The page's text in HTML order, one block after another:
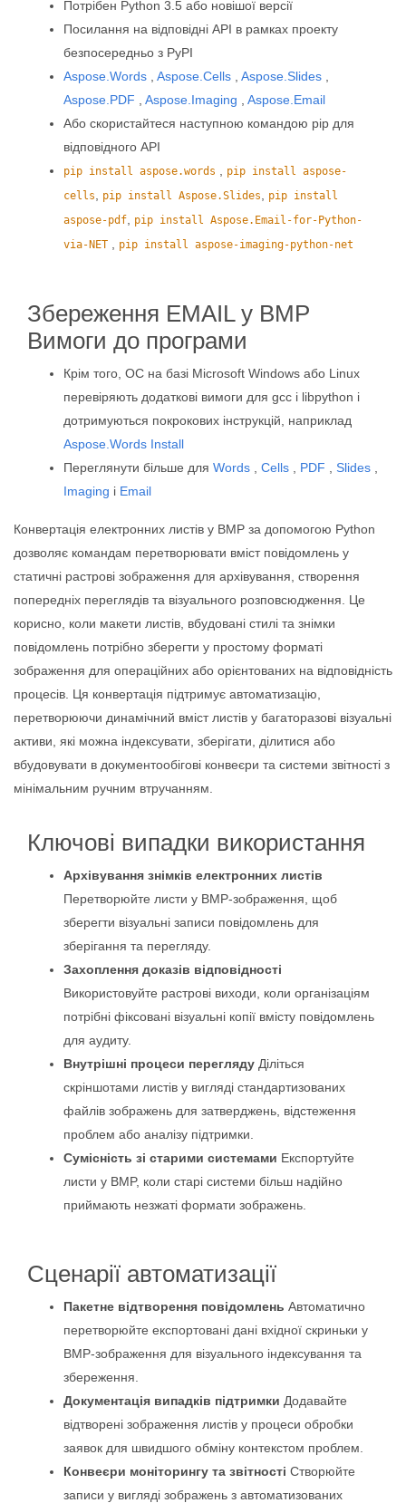
Потрібен Python 3.5 або новішої версії
Посилання на відповідні API в рамках проекту
безпосередньо з PyPI
Aspose.Words
Aspose.Cells Aspose.Slides
Aspose.PDF
Aspose.Imaging
Aspose.Email
Або скористайтеся наступною командою pip для
відповідного API
pip install aspose.words
pip install aspose-
cells
pip install Aspose.Slides
pip install
aspose-pdf
pip install Aspose.Email-for-Python-
via-NET
pip install aspose-imaging-python-net
Збереження EMAIL у BMP
Вимоги до програми
Крім того, ОС на базі Microsoft Windows або Linux
перевіряють додаткові вимоги для gcc і libpython і
дотримуються покрокових інструкцій, наприклад
Aspose.Words Install
Переглянути більше для Words Cells PDF Slides
Imaging і Email
Конвертація електронних листів у BMP за допомогою Python
дозволяє командам перетворювати вміст повідомлень у
статичні растрові зображення для архівування, створення
попередніх переглядів та візуального розповсюдження. Це
корисно, коли макети листів, вбудовані стилі та знімки
повідомлень потрібно зберегти у простому форматі
зображення для операційних або орієнтованих на відповідність
процесів. Ця конвертація підтримує автоматизацію,
перетворюючи динамічний вміст листів у багаторазові візуальні
активи, які можна індексувати, зберігати, ділитися або
вбудовувати в документообігові конвеєри та системи звітності з
мінімальним ручним втручанням.
Ключові випадки використання
Архівування знімків електронних листів
Перетворюйте листи у BMP‑зображення, щоб
зберегти візуальні записи повідомлень для
зберігання та перегляду.
Захоплення доказів відповідності
Використовуйте растрові виходи, коли організаціям
потрібні фіксовані візуальні копії вмісту повідомлень
для аудиту.
Внутрішні процеси перегляду Діліться
скріншотами листів у вигляді стандартизованих
файлів зображень для затверджень, відстеження
проблем або аналізу підтримки.
Сумісність зі старими системами Експортуйте
листи у BMP, коли старі системи більш надійно
приймають незжаті формати зображень.
Сценарії автоматизації
Пакетне відтворення повідомлень Автоматично
перетворюйте експортовані дані вхідної скриньки у
BMP‑зображення для візуального індексування та
збереження.
Документація випадків підтримки Додавайте
відтворені зображення листів у процеси обробки
заявок для швидшого обміну контекстом проблем.
Конвеєри моніторингу та звітності Створюйте
записи у вигляді зображень з автоматизованих